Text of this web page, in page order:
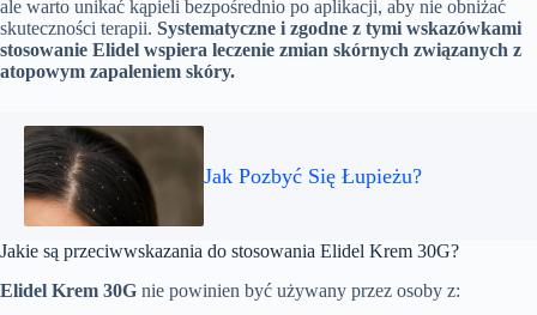
ale warto unikać kąpieli bezpośrednio po aplikacji, aby nie obniżać
skuteczności terapii. Systematyczne i zgodne z tymi wskazówkami
stosowanie Elidel wspiera leczenie zmian skórnych związanych z
atopowym zapaleniem skóry.
Jak Pozbyć Się Łupieżu?
Jakie są przeciwwskazania do stosowania Elidel Krem 30G?
Elidel Krem 30G nie powinien być używany przez osoby z: